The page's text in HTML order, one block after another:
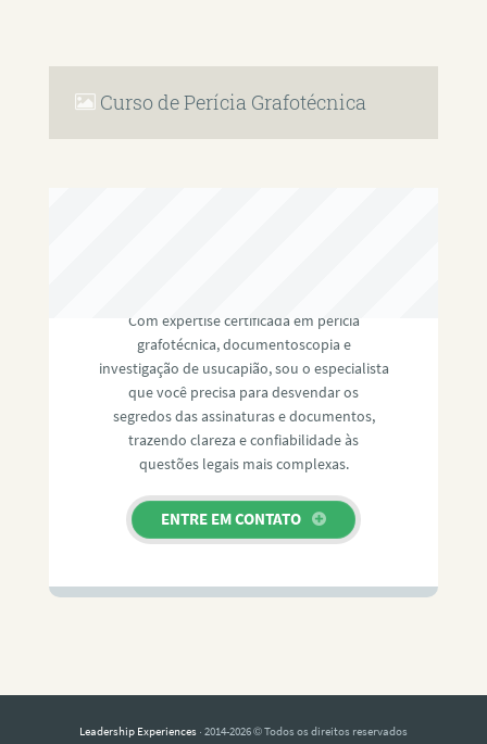
Curso de Perícia Grafotécnica
Com expertise certificada em perícia
grafotécnica, documentoscopia e
investigação de usucapião, sou o especialista
que você precisa para desvendar os
segredos das assinaturas e documentos,
trazendo clareza e confiabilidade às
questões legais mais complexas.
ENTRE EM CONTATO
Leadership Experiences · 2014-2026 © Todos os direitos reservados